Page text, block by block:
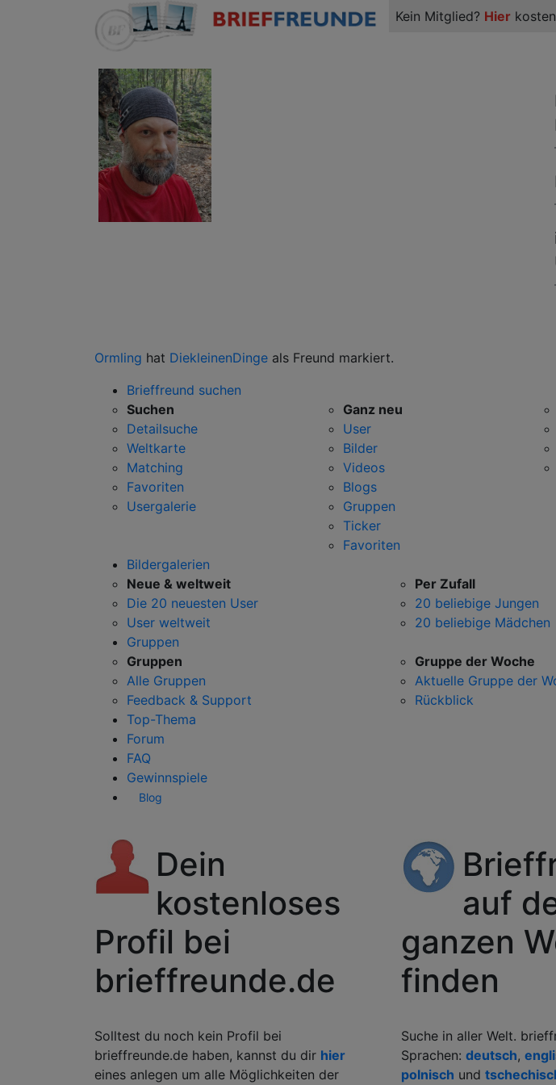
Kein Mitglied? Hier
Ormling hat DiekleinenDinge als Freund markiert.
Brieffreund suchen
Suchen
Detailsuche
Weltkarte
Matching
Favoriten
Usergalerie
Ganz neu
User
Bilder
Videos
Blogs
Gruppen
Ticker
Favoriten
Bildergalerien
Neue & weltweit
Die 20 neuesten User
User weltweit
Per Zufall
20 beliebige Jungen
20 beliebige Mädchen
Gruppen
Gruppen
Alle Gruppen
Feedback & Support
Gruppe der Woche
Aktuelle Gruppe der
Rückblick
Top-Thema
Forum
FAQ
Gewinnspiele
Blog
Dein
kostenloses
Profil bei
brieffreunde.de
Solltest du noch kein Profil bei
brieffreunde.de haben, kannst du dir hier
eines anlegen um alle Möglichkeiten der
auf
ganzen
finden
Suche in aller Welt.
Sprachen: deutsch,
polnisch und